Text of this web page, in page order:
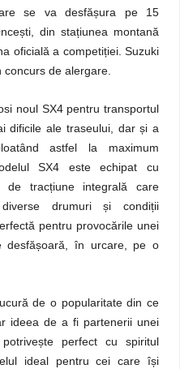
se va desfășura pe 15
din stațiunea montană
oficială a competiției. Suzuki
de alergare.
noul SX4 pentru transportul
dificile ale traseului, dar și a
astfel la maximum
SX4 este echipat cu
de tracțiune integrală care
drumuri și condiții
pentru provocările unei
desfășoară, în urcare, pe o
de o popularitate din ce
ideea de a fi partenerii unei
perfect cu spiritul
ideal pentru cei care își